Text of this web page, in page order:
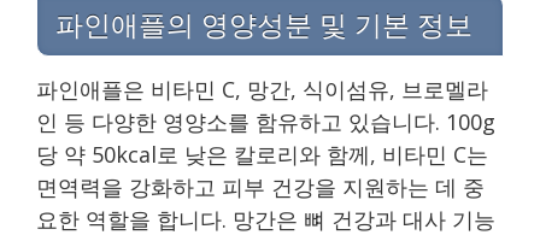
파인애플의 영양성분 및 기본 정보
파인애플은 비타민 C, 망간, 식이섬유, 브로멜라
인 등 다양한 영양소를 함유하고 있습니다. 100g
당 약 50kcal로 낮은 칼로리와 함께, 비타민 C는
면역력을 강화하고 피부 건강을 지원하는 데 중
요한 역할을 합니다. 망간은 뼈 건강과 대사 기능